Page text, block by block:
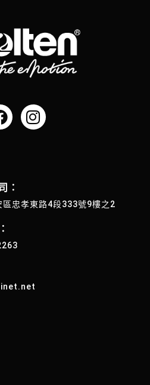
：
區忠孝東路4段333號9樓之2